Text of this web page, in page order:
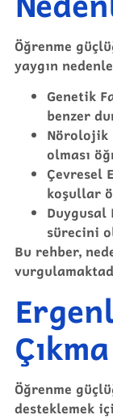
Öğrenme
yaygın
Genetik
benzer
Nörolojik
olması
Çevresel
koşullar
sürecini
Bu rehber,
Öğrenme
desteklemek